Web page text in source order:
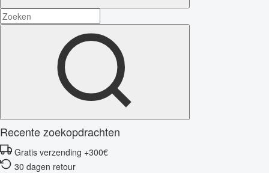
Recente zoekopdrachten
Gratis verzending +300€
30 dagen retour